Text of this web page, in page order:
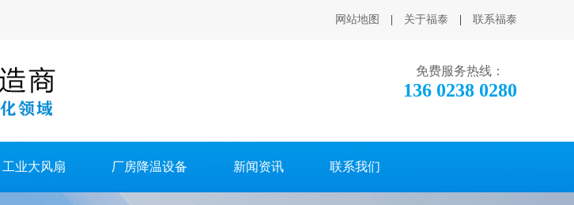
网站地图 关于福泰 联系福泰
免费服务热线：
136 0238 0280
工业大风扇 厂房降温设备 新闻资讯 联系我们